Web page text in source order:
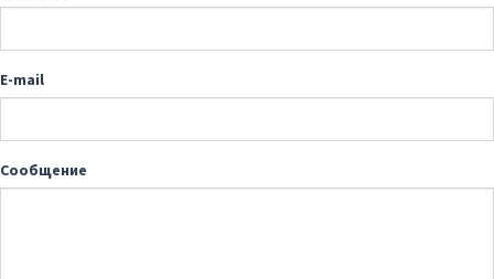
E-mail
Сообщение